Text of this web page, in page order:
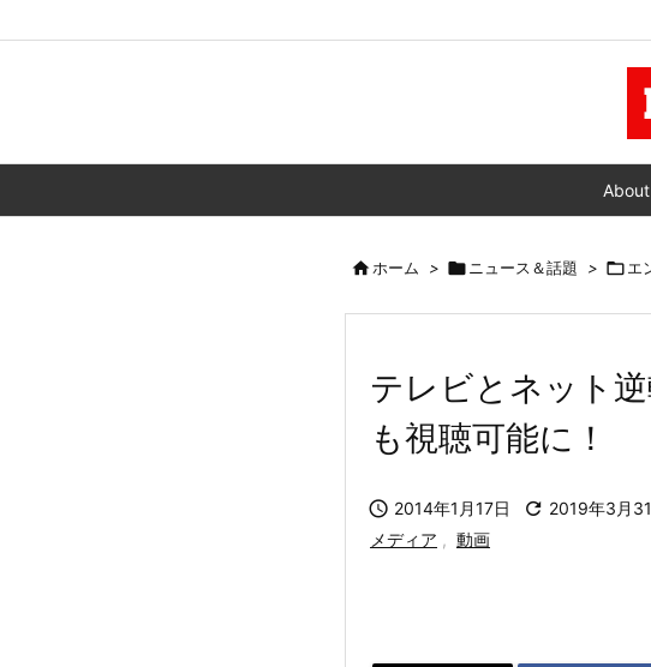
About
ホーム >  ニュース＆話題 > エ
テレビとネット
も視聴可能に！
 2014年1月17日  2019年3月
メディア , 動画